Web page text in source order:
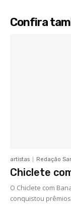
Confira
artistas Redação
Chiclete
O Chiclete com
conquistou